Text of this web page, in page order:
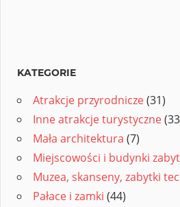
KATEGORIE
Atrakcje przyrodnicze(31)
Inne atrakcje turystyczne
Mała architektura (7)
Miejscowości i budynki
Muzea, skanseny, zabytki
Pałace i zamki (44)